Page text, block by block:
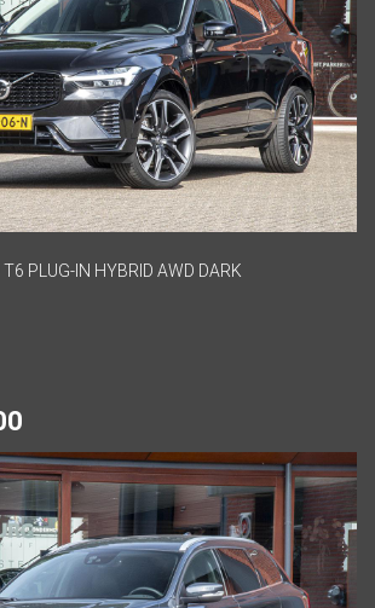
PLUG-IN HYBRID AWD DARK